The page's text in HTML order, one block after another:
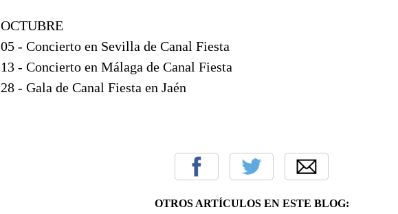
OCTUBRE
05 - Concierto en Sevilla de Canal Fiesta
13 - Concierto en Málaga de Canal Fiesta
28 - Gala de Canal Fiesta en Jaén
OTROS ARTÍCULOS EN ESTE BLOG: